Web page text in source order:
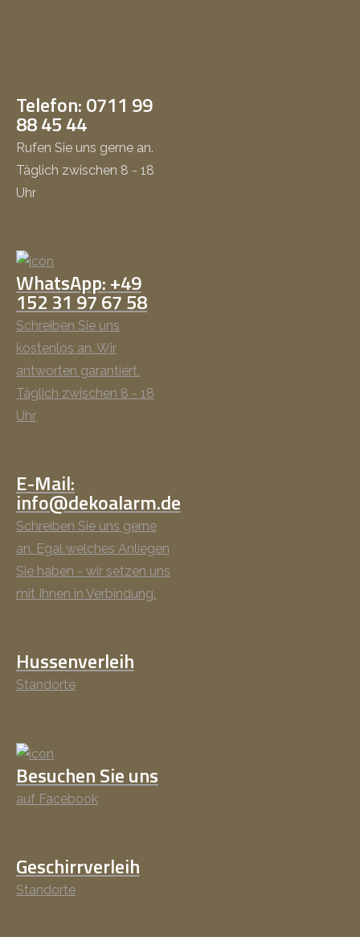
Telefon: 0711 99
88 45 44
Rufen Sie uns gerne an.
Täglich zwischen 8 - 18
Uhr
WhatsApp: +49
152 31 97 67 58
Schreiben Sie uns
kostenlos an. Wir
antworten garantiert.
Täglich zwischen 8 - 18
Uhr
E-Mail:
info@dekoalarm.de
Schreiben Sie uns gerne
an. Egal welches Anliegen
Sie haben - wir setzen uns
mit Ihnen in Verbindung.
Hussenverleih
Standorte
Besuchen Sie uns
auf Facebook
Geschirrverleih
Standorte